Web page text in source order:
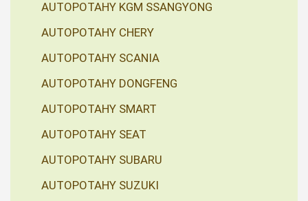
AUTOPOTAHY KGM SSANGYONG
AUTOPOTAHY CHERY
AUTOPOTAHY SCANIA
AUTOPOTAHY DONGFENG
AUTOPOTAHY SMART
AUTOPOTAHY SEAT
AUTOPOTAHY SUBARU
AUTOPOTAHY SUZUKI